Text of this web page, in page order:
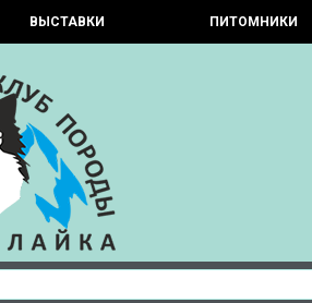
ВЫСТАВКИ ПИТОМНИКИ